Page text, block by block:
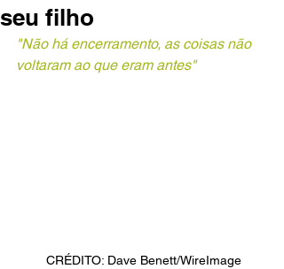
seu filho
"Não há encerramento, as coisas não
voltaram ao que eram antes"
CRÉDITO: Dave Benett/WireImage